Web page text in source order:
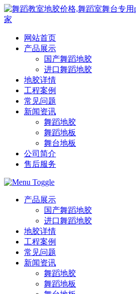
网站首页
产品展示
国产舞蹈地胶
进口舞蹈地胶
地胶详情
工程案例
常见问题
新闻资讯
舞蹈地胶
舞蹈地板
舞台地板
公司简介
售后服务
产品展示
国产舞蹈地胶
进口舞蹈地胶
地胶详情
工程案例
常见问题
新闻资讯
舞蹈地胶
舞蹈地板